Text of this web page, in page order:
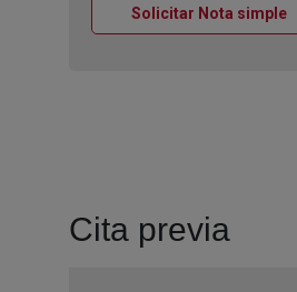
Solicitar Nota simple
Cita previa